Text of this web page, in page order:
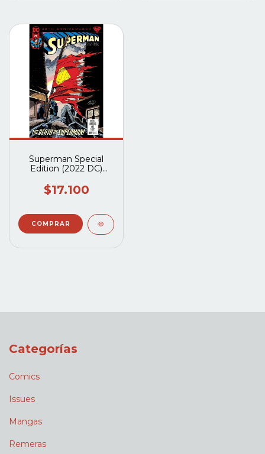
Superman Special
Edition (2022 DC)
$17.100
Categorías
Comics
Issues
Mangas
Remeras